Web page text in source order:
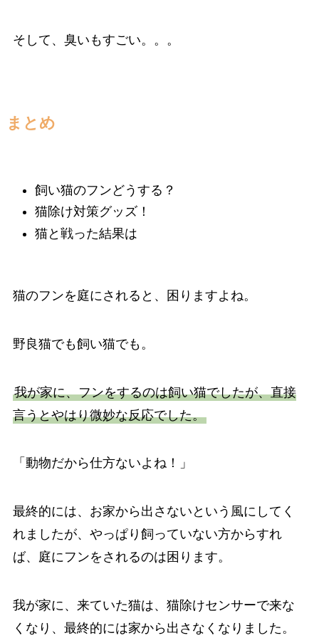
そして、臭いもすごい。。。
まとめ
飼い猫のフンどうする？
猫除け対策グッズ！
猫と戦った結果は
猫のフンを庭にされると、困りますよね。
野良猫でも飼い猫でも。
我が家に、フンをするのは飼い猫でしたが、直接
言うとやはり微妙な反応でした。
「動物だから仕方ないよね！」
最終的には、お家から出さないという風にしてく
れましたが、やっぱり飼っていない方からすれ
ば、庭にフンをされるのは困ります。
我が家に、来ていた猫は、猫除けセンサーで来な
くなり、最終的には家から出さなくなりました。